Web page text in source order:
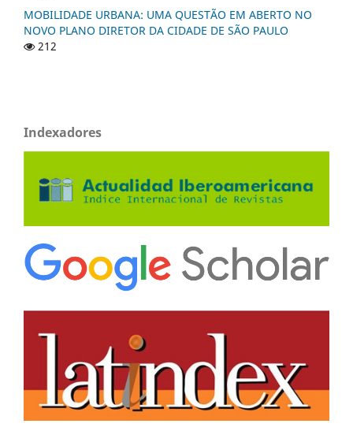
MOBILIDADE URBANA: UMA QUESTÃO EM ABERTO NO
NOVO PLANO DIRETOR DA CIDADE DE SÃO PAULO
212
Indexadores